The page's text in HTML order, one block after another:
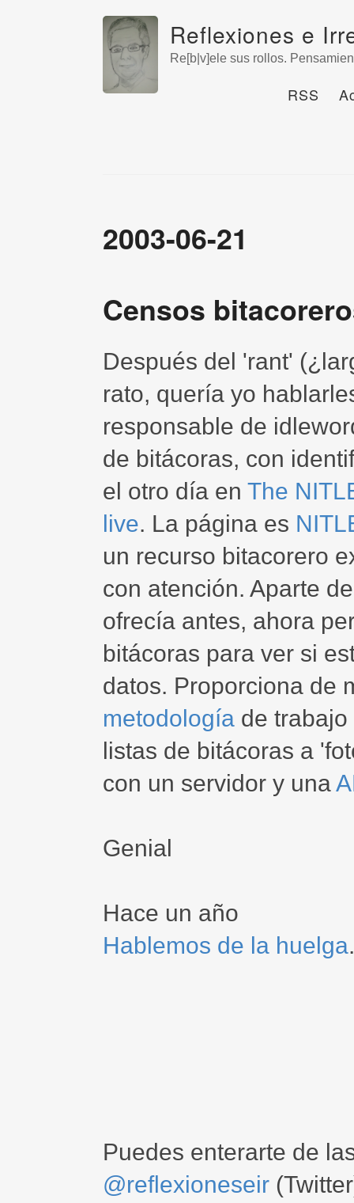
Reflexiones e
Re[b|v]ele sus rollos.
RSS
2003-06-21
Censos
Después del 'rant'
rato, quería yo
responsable de
de bitácoras, con
el otro día en The
live. La página es
un recurso bitacorero
con atención. Aparte
ofrecía antes, ahora
bitácoras para ver si
datos. Proporciona de
metodología de
listas de bitácoras a
con un servidor y una
Genial
Hace un año
Hablemos de la huelga.
Puedes enterarte de
@reflexioneseir